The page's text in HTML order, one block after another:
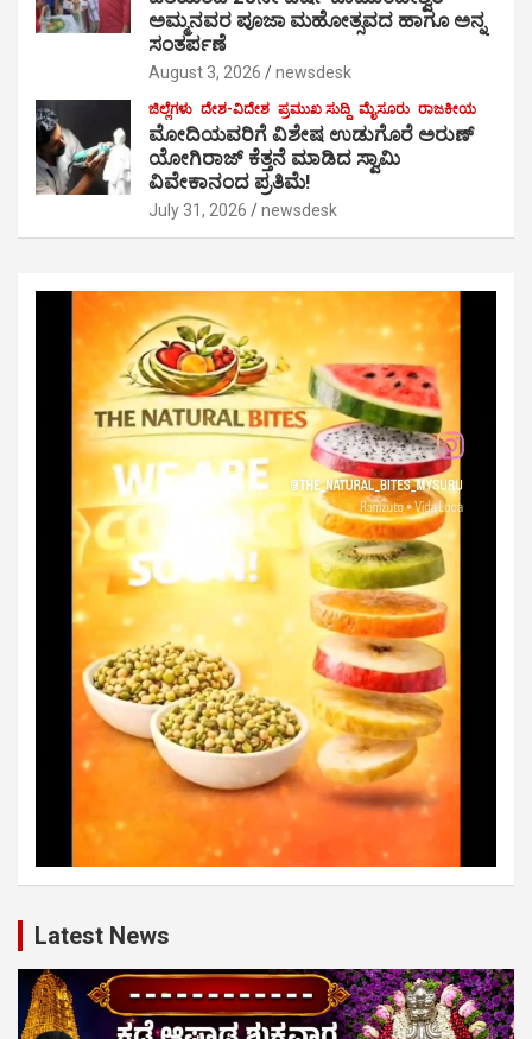
ಅಮ್ಮನವರ ಪೂಜಾ ಮಹೋತ್ಸವದ ಹಾಗೂ ಅನ್ನ
ಸಂತರ್ಪಣೆ
August 3, 2026 newsdesk
ಜಿಲ್ಲೆಗಳು ದೇಶ-ವಿದೇಶ ಪ್ರಮುಖ ಸುದ್ದಿ ಮೈಸೂರು ರಾಜಕೀಯ
ಮೋದಿಯವರಿಗೆ ವಿಶೇಷ ಉಡುಗೊರೆ ಅರುಣ್
ಯೋಗಿರಾಜ್ ಕೆತ್ತನೆ ಮಾಡಿದ ಸ್ವಾಮಿ
ವಿವೇಕಾನಂದ ಪ್ರತಿಮೆ!
July 31, 2026 newsdesk
Latest News